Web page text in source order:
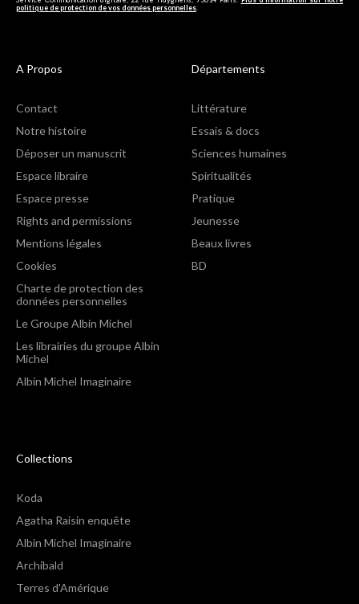
politique de protection de vos données personnelles
A Propos
Contact
Notre histoire
Déposer un manuscrit
Espace libraire
Espace presse
Rights and permissions
Mentions légales
Cookies
Charte de protection des
données personnelles
Le Groupe Albin Michel
Les librairies du groupe Albin
Michel
Albin Michel Imaginaire
Départements
Littérature
Essais & docs
Sciences humaines
Spiritualités
Pratique
Jeunesse
Beaux livres
BD
Collections
Koda
Agatha Raisin enquête
Albin Michel Imaginaire
Archibald
Terres d'Amérique